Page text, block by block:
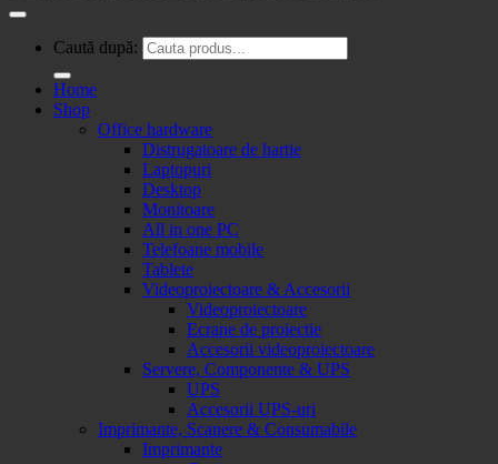
Caută după:
Home
Shop
Office hardware
Distrugatoare de hartie
Laptopuri
Desktop
Monitoare
All in one PC
Telefoane mobile
Tablete
Videoproiectoare & Accesorii
Videoproiectoare
Ecrane de proiectie
Accesorii videoproiectoare
Servere, Componente & UPS
UPS
Accesorii UPS-uri
Imprimante, Scanere & Consumabile
Imprimante